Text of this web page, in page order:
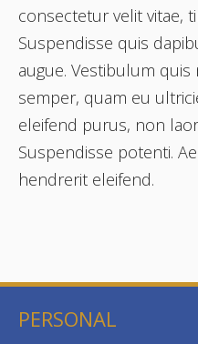
consectetur velit vitae,
Suspendisse quis
augue. Vestibulum
semper, quam eu
eleifend purus, non
Suspendisse potenti.
hendrerit eleifend.
PERSONAL